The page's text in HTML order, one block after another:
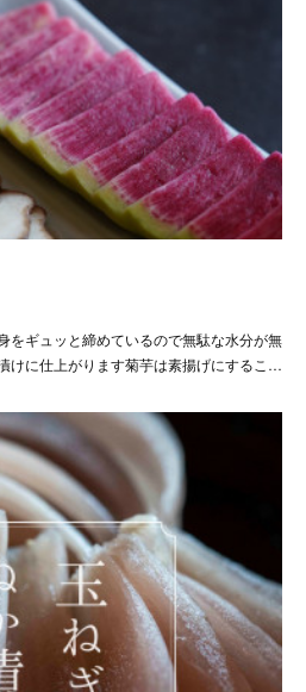
をギュッと締めているので無駄な水分が無
けに仕上がります菊芋は素揚げにするこ…